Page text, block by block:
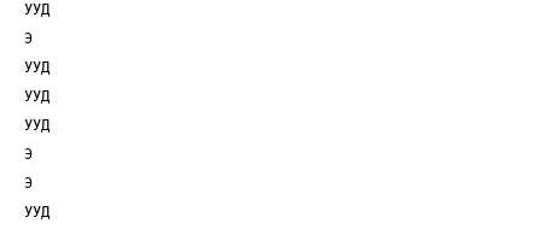
УУД
Э
УУД
УУД
УУД
Э
Э
УУД